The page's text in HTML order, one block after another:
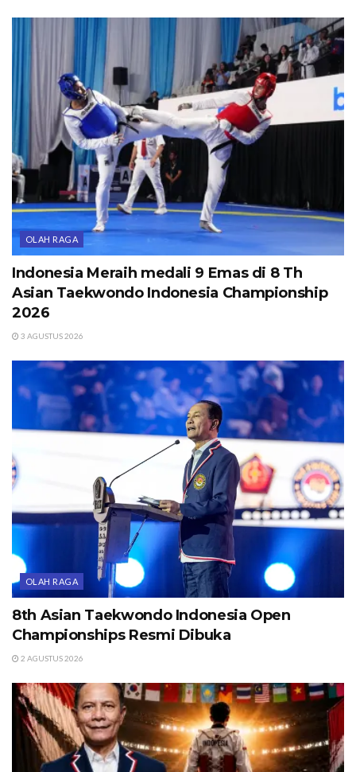
OLAH RAGA
Indonesia Meraih medali 9 Emas di 8 Th
Asian Taekwondo Indonesia Championship
2026
3 AGUSTUS 2026
OLAH RAGA
8th Asian Taekwondo Indonesia Open
Championships Resmi Dibuka
2 AGUSTUS 2026